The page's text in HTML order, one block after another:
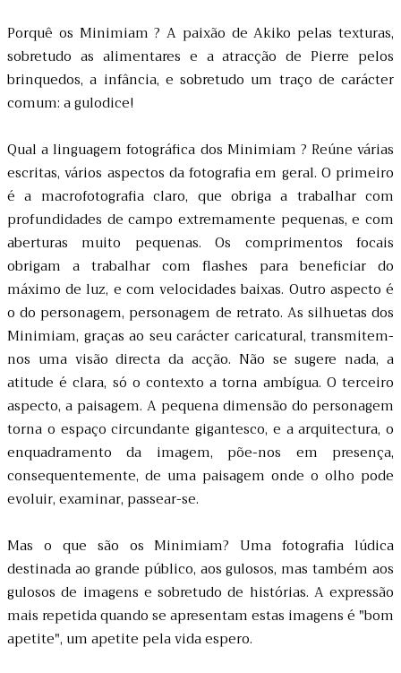
Porquê os Minimiam ? A paixão de Akiko pelas texturas,
sobretudo as alimentares e a atracção de Pierre pelos
brinquedos, a infância, e sobretudo um traço de carácter
comum: a gulodice!
Qual a linguagem fotográfica dos Minimiam ? Reúne várias
escritas, vários aspectos da fotografia em geral. O primeiro
é a macrofotografia claro, que obriga a trabalhar com
profundidades de campo extremamente pequenas, e com
aberturas muito pequenas. Os comprimentos focais
obrigam a trabalhar com flashes para beneficiar do
máximo de luz, e com velocidades baixas. Outro aspecto é
o do personagem, personagem de retrato. As silhuetas dos
Minimiam, graças ao seu carácter caricatural, transmitem-
nos uma visão directa da acção. Não se sugere nada, a
atitude é clara, só o contexto a torna ambígua. O terceiro
aspecto, a paisagem. A pequena dimensão do personagem
torna o espaço circundante gigantesco, e a arquitectura, o
enquadramento da imagem, põe-nos em presença,
consequentemente, de uma paisagem onde o olho pode
evoluir, examinar, passear-se.
Mas o que são os Minimiam? Uma fotografia lúdica
destinada ao grande público, aos gulosos, mas também aos
gulosos de imagens e sobretudo de histórias. A expressão
mais repetida quando se apresentam estas imagens é "bom
apetite", um apetite pela vida espero.